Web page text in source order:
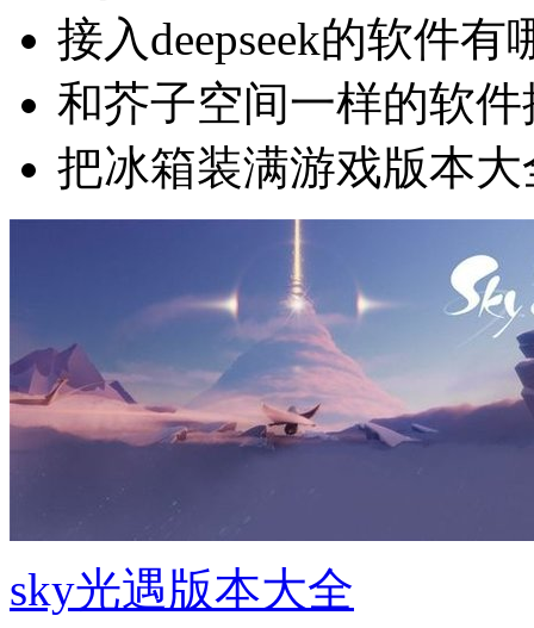
接入deepseek的软件有
和芥子空间一样的软件
把冰箱装满游戏版本大
sky光遇版本大全